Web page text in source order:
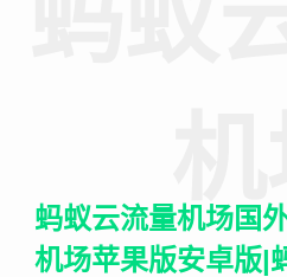
蚂蚁云流量机场国
机场苹果版安卓版|